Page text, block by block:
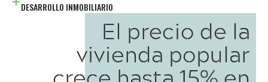
DESARROLLO INMOBILIARIO
El precio de la
vivienda popular